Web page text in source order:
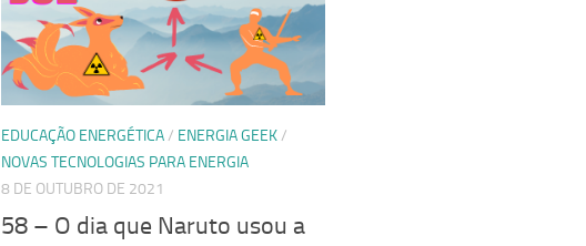
EDUCAÇÃO ENERGÉTICA/ ENERGIA GEEK/
NOVAS TECNOLOGIAS PARA ENERGIA
8 DE OUTUBRO DE 2021
58 – O dia que Naruto usou a